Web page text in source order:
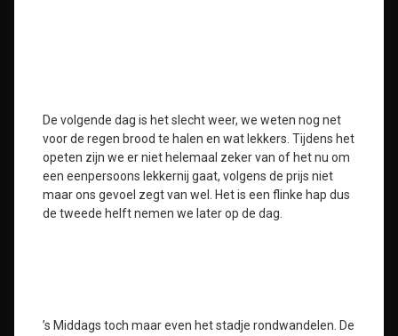
De volgende dag is het slecht weer, we weten nog net
voor de regen brood te halen en wat lekkers. Tijdens het
opeten zijn we er niet helemaal zeker van of het nu om
een eenpersoons lekkernij gaat, volgens de prijs niet
maar ons gevoel zegt van wel. Het is een flinke hap dus
de tweede helft nemen we later op de dag.
’s Middags toch maar even het stadje rondwandelen. De